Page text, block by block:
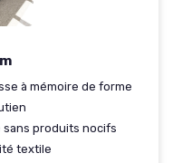
à mémoire de forme
produits nocifs
textile